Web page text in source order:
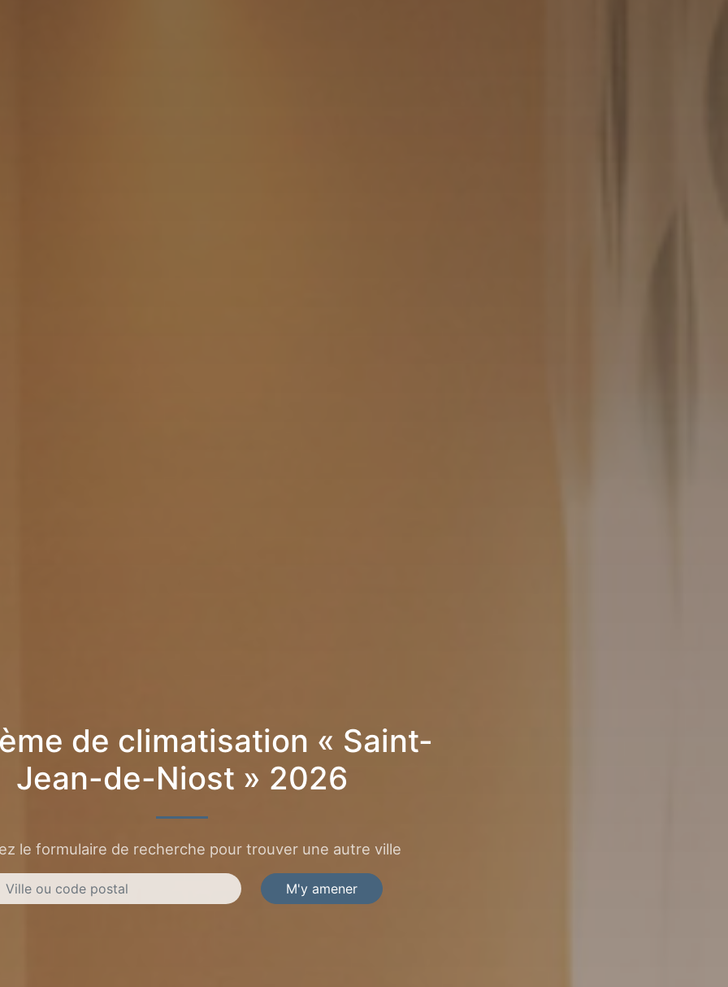
de climatisation « Saint-
Jean-de-Niost » 2026
le formulaire de recherche pour trouver une autre ville
M'y amener